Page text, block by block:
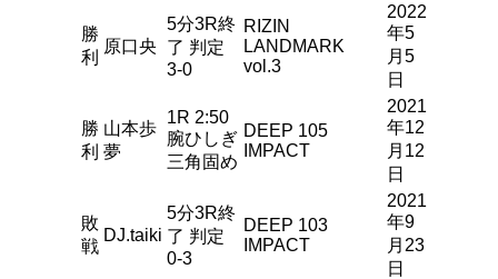
勝
利
原口央
5分3R終
了 判定
3-0
RIZIN
LANDMARK
vol.3
2022
年5
月5
日
勝
利
山本歩
夢
1R 2:50
腕ひしぎ
三角固め
DEEP 105
IMPACT
2021
年12
月12
日
敗
戦
DJ.taiki
5分3R終
了 判定
0-3
DEEP 103
IMPACT
2021
年9
月23
日